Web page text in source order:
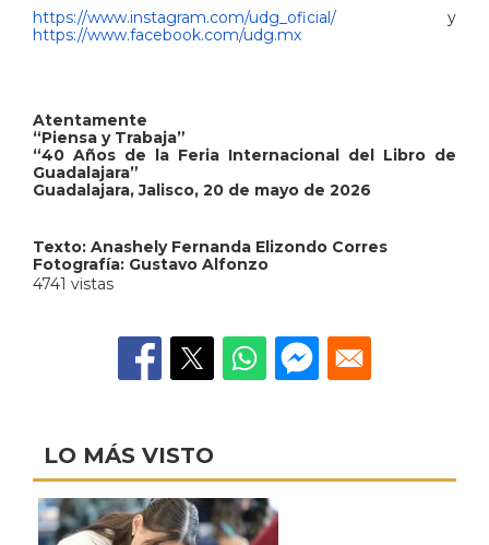
https://www.instagram.com/udg_oficial/ y
https://www.facebook.com/udg.mx
Atentamente
“Piensa y Trabaja”
“40 Años de la Feria Internacional del Libro de
Guadalajara”
Guadalajara, Jalisco, 20 de mayo de 2026
Texto: Anashely Fernanda Elizondo Corres
Fotografía: Gustavo Alfonzo
4741 vistas
LO MÁS VISTO